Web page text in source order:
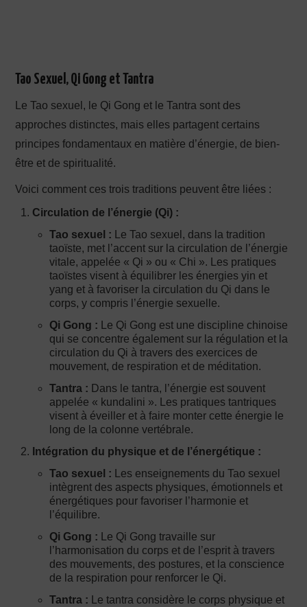
Tao Sexuel, Qi Gong et Tantra
Le Tao sexuel, le Qi Gong et le Tantra sont des
approches distinctes, mais elles partagent certains
principes fondamentaux en matière d’énergie, de bien-
être et de spiritualité.
Voici comment ces trois traditions peuvent être liées :
Circulation de l’énergie (Qi) :
Tao sexuel : Le Tao sexuel, dans la tradition
taoïste, met l’accent sur la circulation de l’énergie
vitale, appelée « Qi » ou « Chi ». Les pratiques
taoïstes visent à équilibrer les énergies yin et
yang et à favoriser la circulation du Qi dans le
corps, y compris l’énergie sexuelle.
Qi Gong : Le Qi Gong est une discipline chinoise
qui se concentre également sur la régulation et la
circulation du Qi à travers des exercices de
mouvement, de respiration et de méditation.
Tantra : Dans le tantra, l’énergie est souvent
appelée « kundalini ». Les pratiques tantriques
visent à éveiller et à faire monter cette énergie le
long de la colonne vertébrale.
Intégration du physique et de l’énergétique :
Tao sexuel : Les enseignements du Tao sexuel
intègrent des aspects physiques, émotionnels et
énergétiques pour favoriser l’harmonie et
l’équilibre.
Qi Gong : Le Qi Gong travaille sur
l’harmonisation du corps et de l’esprit à travers
des mouvements, des postures, et la conscience
de la respiration pour renforcer le Qi.
Tantra : Le tantra considère le corps physique et